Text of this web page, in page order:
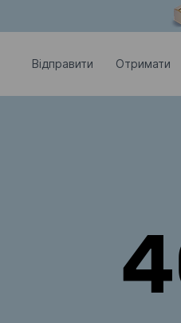
Відправити Отримати